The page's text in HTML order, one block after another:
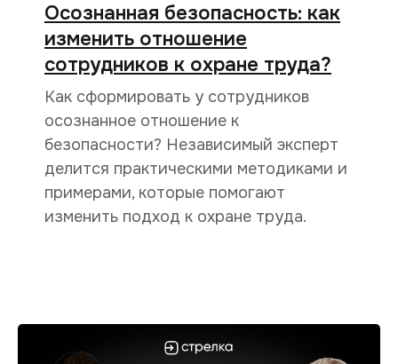
Осознанная безопасность: как
изменить отношение
сотрудников к охране труда?
Как сформировать у сотрудников
осознанное отношение к
безопасности? Независимый эксперт
делится практическими методиками и
примерами, которые помогают
изменить подход к охране труда.